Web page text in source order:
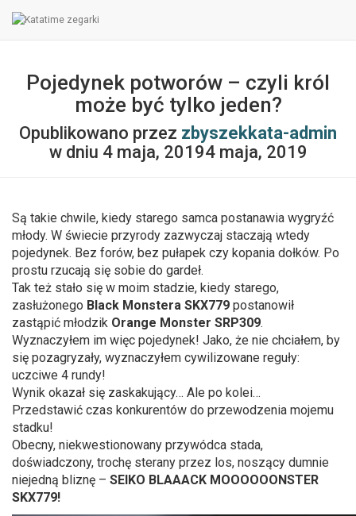
Pojedynek potworów – czyli król
może być tylko jeden?
Opublikowano przez zbyszekkata-admin
w dniu 4 maja, 20194 maja, 2019
Są takie chwile, kiedy starego samca postanawia wygryźć
młody. W świecie przyrody zazwyczaj staczają wtedy
pojedynek. Bez forów, bez pułapek czy kopania dołków. Po
prostu rzucają się sobie do gardeł.
Tak też stało się w moim stadzie, kiedy starego,
zasłużonego Black Monstera SKX779 postanowił
zastąpić młodzik Orange Monster SRP309.
Wyznaczyłem im więc pojedynek! Jako, że nie chciałem, by
się pozagryzały, wyznaczyłem cywilizowane reguły:
uczciwe 4 rundy!
Wynik okazał się zaskakujący… Ale po kolei…
Przedstawić czas konkurentów do przewodzenia mojemu
stadku!
Obecny, niekwestionowany przywódca stada,
doświadczony, trochę sterany przez los, noszący dumnie
niejedną bliznę – SEIKO BLAAACK MOOOOOONSTER
SKX779!